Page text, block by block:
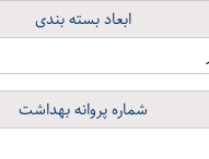
ابعاد بسته بندی
شماره پروانه بهداشت